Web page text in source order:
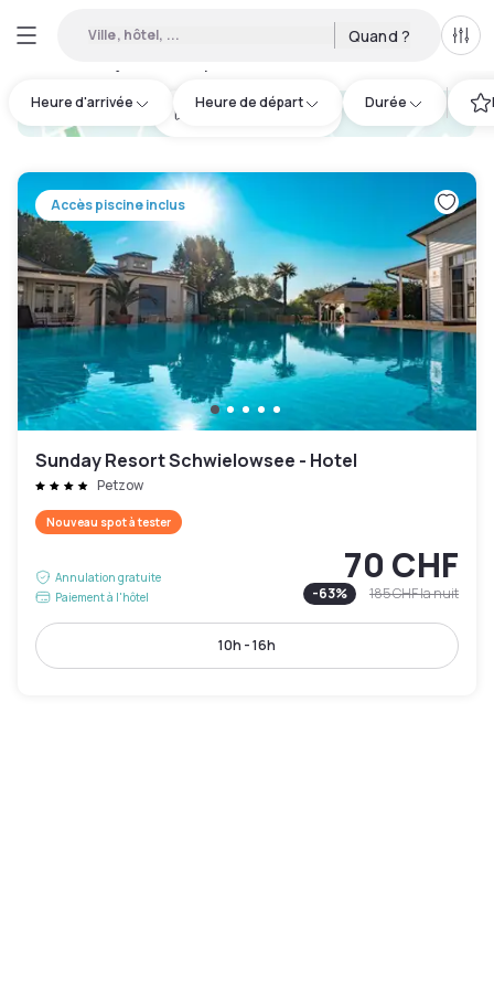
Ville, hôtel, ... Quand ?
Heure d'arrivée Heure de départ Durée
hotel.cta.view_map
Accès piscine inclus
Sunday Resort Schwielowsee - Hotel
Petzow
Nouveau spot à tester
Annulation gratuite
Paiement à l'hôtel
70 CHF
-63% 185 CHFla nuit
10h - 16h